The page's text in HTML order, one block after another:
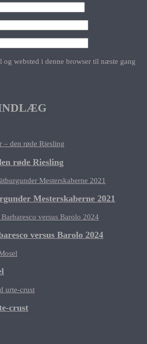
og websted i denne browser til næste gang
røde Riesling
Mesterskaberne 2021
versus Barolo 2024
crust